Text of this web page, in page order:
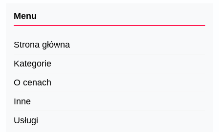
Menu
Strona główna
Kategorie
O cenach
Inne
Usługi